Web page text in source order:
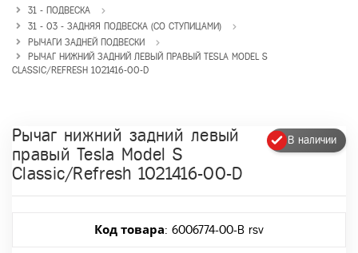
31 - ПОДВЕСКА
31 - 03 - ЗАДНЯЯ ПОДВЕСКА (СО СТУПИЦАМИ)
РЫЧАГИ ЗАДНЕЙ ПОДВЕСКИ
РЫЧАГ НИЖНИЙ ЗАДНИЙ ЛЕВЫЙ ПРАВЫЙ TESLA MODEL S
CLASSIC/REFRESH 1021416-00-D
В наличии
Рычаг нижний задний левый
правый Tesla Model S
Classic/Refresh 1021416-00-D
Код товара: 6006774-00-B rsv